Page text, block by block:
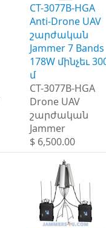
CT-3077B-HGA
Anti-Drone UAV
շարժական
Jammer 7 Bands
178W մինչեւ
մ
CT-3077B-HGA
Drone UAV
շարժական
Jammer
$ 6,500.00